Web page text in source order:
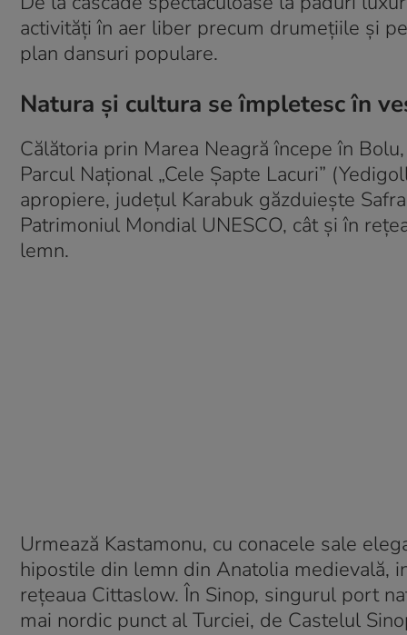
activități în aer liber precum drumețiile și
plan dansuri populare.
Natura și cultura se împletesc în
Călătoria prin Marea Neagră începe în
Parcul Național „Cele Șapte Lacuri”
apropiere, județul Karabuk găzduiește
Patrimoniul Mondial UNESCO, cât și în
lemn.
Urmează Kastamonu, cu conacele sale
hipostile din lemn din Anatolia medievală,
rețeaua Cittaslow. În Sinop, singurul port
mai nordic punct al Turciei, de Castelul